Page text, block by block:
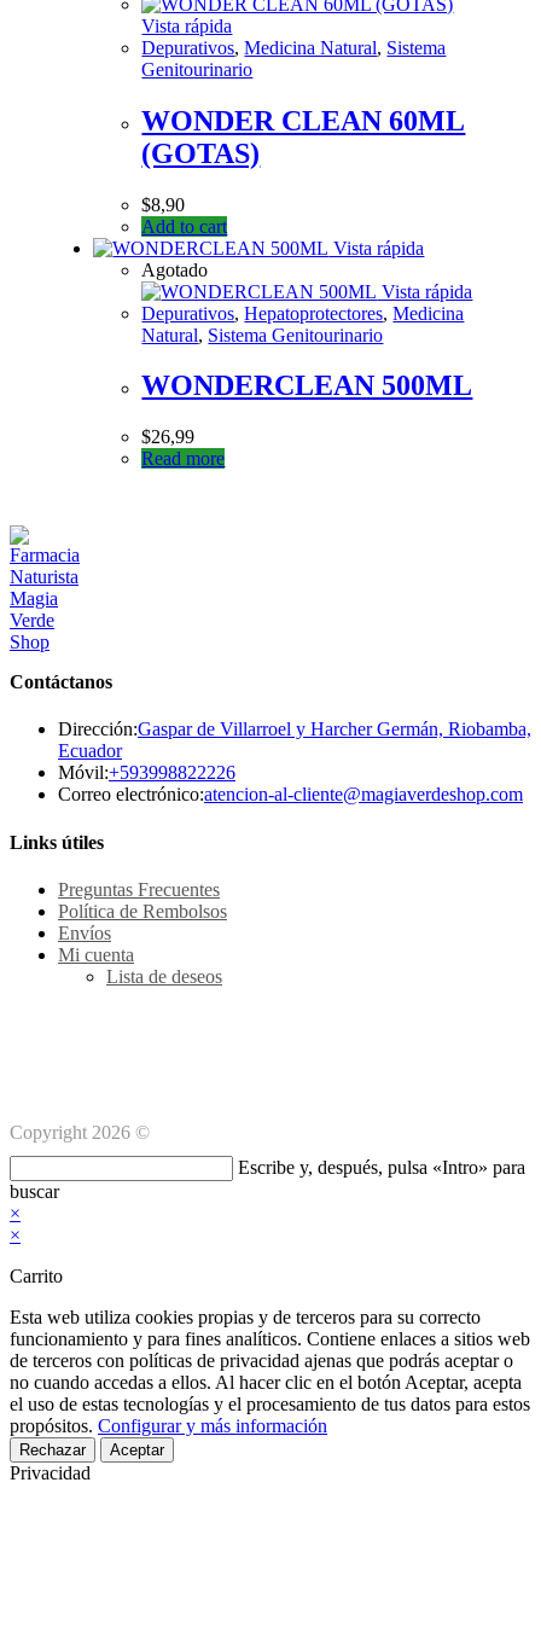
Vista rápida
Depurativos,Medicina Natural, Sistema
Genitourinario
WONDER CLEAN 60ML
(GOTAS)
$8,90
Add to cart
Vista rápida
Agotado
Vista rápida
Depurativos,Hepatoprotectores,Medicina
Natural, Sistema Genitourinario
WONDERCLEAN 500ML
$26,99
Read more
Contáctanos
Dirección:Gaspar de Villarroel y Harcher Germán, Riobamba,
Ecuador
Móvil:+593998822226Se
abre
Correo electrónico:atencion-al-cliente@magiaverdeshop.comSe
Links útiles
Preguntas Frecuentes
Política de Rembolsos
Envíos
Mi cuenta
Lista de deseos
Copyright 2026 ©
en
esta
web
Escribe y, después, pulsa «Intro» para
buscar
×
×
Carrito
Esta web utiliza cookies propias y de terceros para su correcto
funcionamiento y para fines analíticos. Contiene enlaces a sitios web
de terceros con políticas de privacidad ajenas que podrás aceptar o
no cuando accedas a ellos. Al hacer clic en el botón Aceptar, acepta
el uso de estas tecnologías y el procesamiento de tus datos para estos
propósitos. Configurar y más información
Rechazar Aceptar
Privacidad